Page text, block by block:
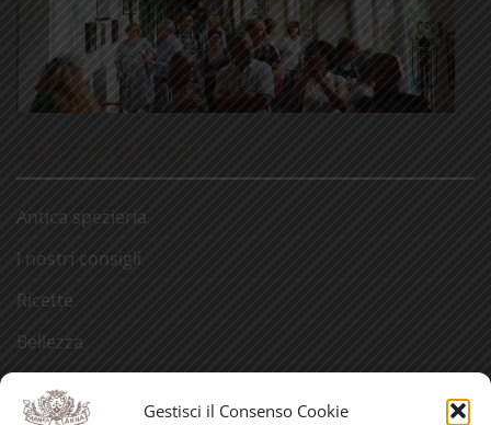
Gestisci il Consenso Cookie
Antica spezieria
I nostri consigli
Ricette
Bellezza
Aforismi